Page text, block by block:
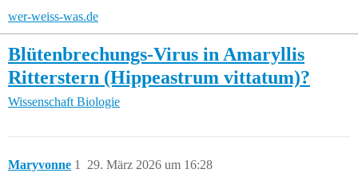
wer-weiss-was.de
Blütenbrechungs-Virus in Amaryllis
Ritterstern (Hippeastrum vittatum)?
Wissenschaft Biologie
Maryvonne 29. März 2026 um 16:28
1